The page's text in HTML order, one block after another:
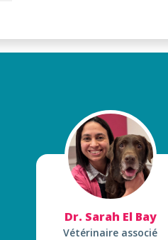
Dr. Sarah El Bay
Vétérinaire associé